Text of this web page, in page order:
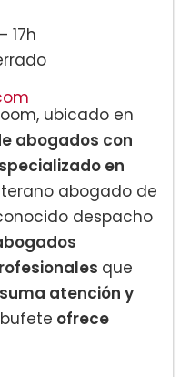
17h
ubicado en
abogados con
en
abogado de
despacho
que
suma atención y
ofrece